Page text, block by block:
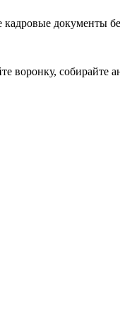
документы
воронку, собирайте